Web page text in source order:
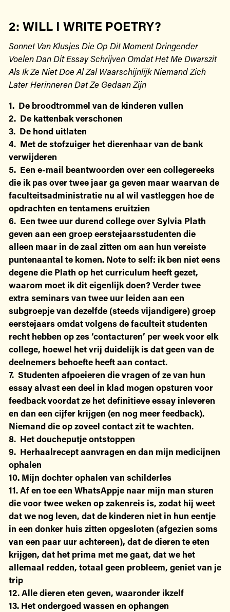
2: WILL I WRITE POETRY?
Sonnet Van Klusjes Die Op Dit Moment Dringender
Voelen Dan Dit Essay Schrijven Omdat Het Me Dwarszit
Als Ik Ze Niet Doe Al Zal Waarschijnlijk Niemand Zich
Later Herinneren Dat Ze Gedaan Zijn
1. De broodtrommel van de kinderen vullen
2. De kattenbak verschonen
3. De hond uitlaten
4. Met de stofzuiger het dierenhaar van de bank
verwijderen
5. Een e-mail beantwoorden over een collegereeks
die ik pas over twee jaar ga geven maar waarvan de
faculteitsadministratie nu al wil vastleggen hoe de
opdrachten en tentamens eruitzien
6. Een twee uur durend college over Sylvia Plath
geven aan een groep eerstejaarsstudenten die
alleen maar in de zaal zitten om aan hun vereiste
puntenaantal te komen. Note to self: ik ben niet eens
degene die Plath op het curriculum heeft gezet,
waarom moet ik dit eigenlijk doen? Verder twee
extra seminars van twee uur leiden aan een
subgroepje van dezelfde (steeds vijandigere) groep
eerstejaars omdat volgens de faculteit studenten
recht hebben op zes ‘contacturen’ per week voor elk
college, hoewel het vrij duidelijk is dat geen van de
deelnemers behoefte heeft aan contact.
7. Studenten afpoeieren die vragen of ze van hun
essay alvast een deel in klad mogen opsturen voor
feedback voordat ze het definitieve essay inleveren
en dan een cijfer krijgen (en nog meer feedback).
Niemand die op zoveel contact zit te wachten.
8. Het doucheputje ontstoppen
9. Herhaalrecept aanvragen en dan mijn medicijnen
ophalen
10. Mijn dochter ophalen van schilderles
11. Af en toe een WhatsAppje naar mijn man sturen
die voor twee weken op zakenreis is, zodat hij weet
dat we nog leven, dat de kinderen niet in hun eentje
in een donker huis zitten opgesloten (afgezien soms
van een paar uur achtereen), dat de dieren te eten
krijgen, dat het prima met me gaat, dat we het
allemaal redden, totaal geen probleem, geniet van je
trip
12. Alle dieren eten geven, waaronder ikzelf
13. Het ondergoed wassen en ophangen